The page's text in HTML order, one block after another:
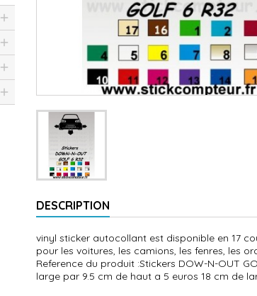
DESCRIPTION
vinyl sticker autocollant est disponible en 17
pour les voitures, les camions, les fenres, les
Reference du produit :Stickers DOW-N-OUT
large par 9.5 cm de haut a 5 euros 18 cm de